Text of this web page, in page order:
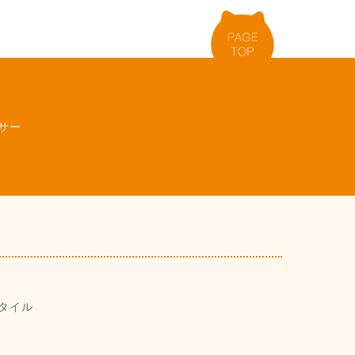
ー
イル